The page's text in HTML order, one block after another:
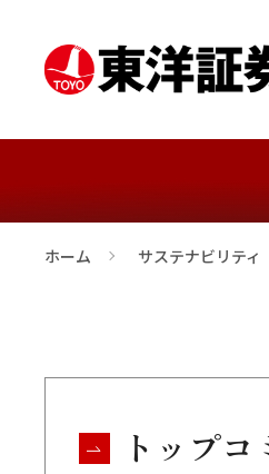
サステ
ホーム >
サステナビリティ
トップ